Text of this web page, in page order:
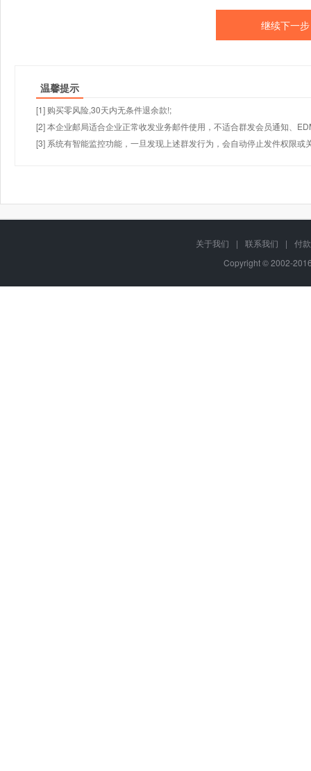
温馨提示
[1] 购买零风险,30天内无条件退余款!;
[2] 本企业邮局适合企业正常收发业务邮件使用，不适合群发会员通知、
[3] 系统有智能监控功能，一旦发现上述群发行为，会自动停止发件权限或
关于我们 | 联系我们 |
付
Copyright © 2002-